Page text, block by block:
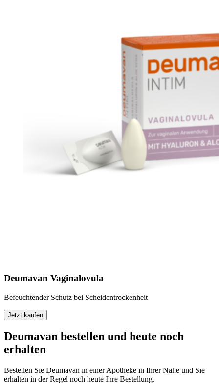
Deumavan Vaginalovula
Befeuchtender Schutz bei Scheidentrockenheit
Jetzt kaufen
Deumavan bestellen und heute noch
erhalten
Bestellen Sie Deumavan in einer Apotheke in Ihrer Nähe und Sie
erhalten in der Regel noch heute Ihre Bestellung.